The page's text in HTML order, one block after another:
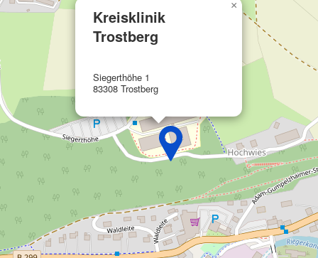
Kreisklinik
Trostberg
Siegerthöhe 1
83308 Trostberg
×
Werbung